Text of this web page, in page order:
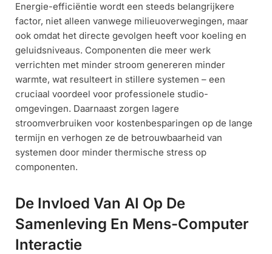
Energie-efficiëntie wordt een steeds belangrijkere
factor, niet alleen vanwege milieuoverwegingen, maar
ook omdat het directe gevolgen heeft voor koeling en
geluidsniveaus. Componenten die meer werk
verrichten met minder stroom genereren minder
warmte, wat resulteert in stillere systemen – een
cruciaal voordeel voor professionele studio-
omgevingen. Daarnaast zorgen lagere
stroomverbruiken voor kostenbesparingen op de lange
termijn en verhogen ze de betrouwbaarheid van
systemen door minder thermische stress op
componenten.
De Invloed Van AI Op De
Samenleving En Mens-Computer
Interactie